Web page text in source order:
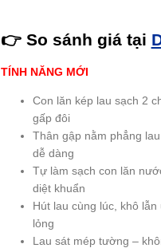
👉So sánh giá tại
TÍNH NĂNG MỚI
Con lăn kép lau sạch 2
gấp đôi
Thân gập nằm phẳng
dễ dàng
Tự làm sạch con lăn
diệt khuẩn
Hút lau cùng lúc, khô
lỏng
Lau sát mép tường –